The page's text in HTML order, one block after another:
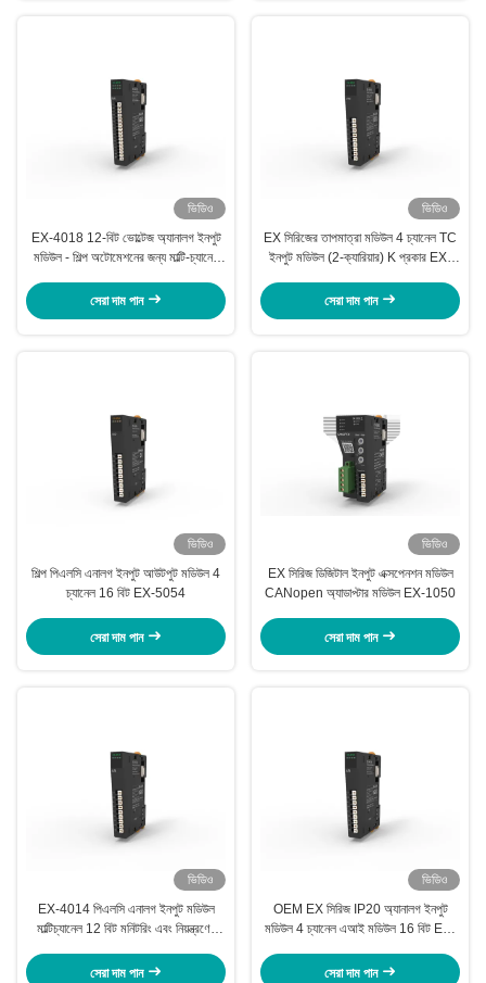
ভিডিও
EX-4018 12-বিট ভোল্টেজ অ্যানালগ ইনপুট
মডিউল - শিল্প অটোমেশনের জন্য মাল্টি-চ্যানেল
সেরা দাম পান
ভিডিও
EX সিরিজের তাপমাত্রা মডিউল 4 চ্যানেল TC
ইনপুট মডিউল (2-ক্যারিয়ার) K প্রকার EX-
সেরা দাম পান
ভিডিও
শিল্প পিএলসি এনালগ ইনপুট আউটপুট মডিউল 4
চ্যানেল 16 বিট EX-5054
সেরা দাম পান
ভিডিও
EX সিরিজ ডিজিটাল ইনপুট এক্সপেনশন মডিউল
CANopen অ্যাডাপ্টার মডিউল EX-1050
সেরা দাম পান
ভিডিও
EX-4014 পিএলসি এনালগ ইনপুট মডিউল
মাল্টিচ্যানেল 12 বিট মনিটরিং এবং নিয়ন্ত্রণের
সেরা দাম পান
ভিডিও
OEM EX সিরিজ IP20 অ্যানালগ ইনপুট
মডিউল 4 চ্যানেল এআই মডিউল 16 বিট EX-
সেরা দাম পান